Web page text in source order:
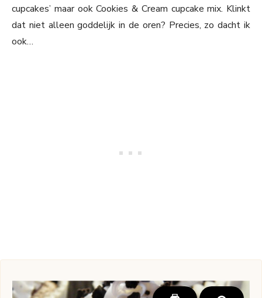
cupcakes’ maar ook Cookies & Cream cupcake mix. Klinkt
dat niet alleen goddelijk in de oren? Precies, zo dacht ik
ook…